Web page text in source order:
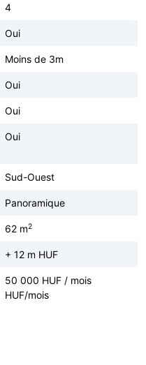
4
Oui
Moins de 3m
Oui
Oui
Oui
Sud-Ouest
Panoramique
62 m2
+ 12 m HUF
50 000 HUF / mois
HUF/mois